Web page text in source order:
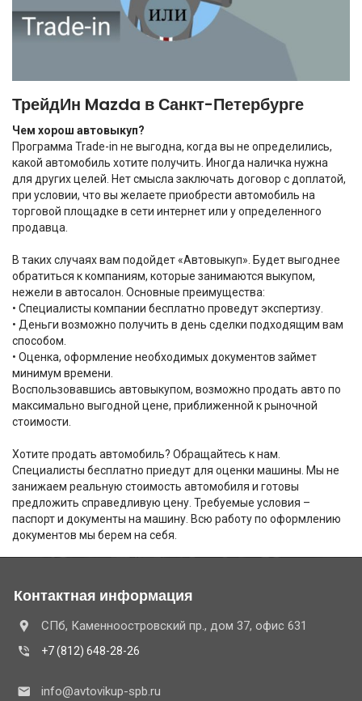
ТрейдИн Mazda в Санкт-Петербурге
Чем хорош автовыкуп?
Программа Trade-in не выгодна, когда вы не определились,
какой автомобиль хотите получить. Иногда наличка нужна
для других целей. Нет смысла заключать договор с доплатой,
при условии, что вы желаете приобрести автомобиль на
торговой площадке в сети интернет или у определенного
продавца.
В таких случаях вам подойдет «Автовыкуп». Будет выгоднее
обратиться к компаниям, которые занимаются выкупом,
нежели в автосалон. Основные преимущества:
• Специалисты компании бесплатно проведут экспертизу.
• Деньги возможно получить в день сделки подходящим вам
способом.
• Оценка, оформление необходимых документов займет
минимум времени.
Воспользовавшись автовыкупом, возможно продать авто по
максимально выгодной цене, приближенной к рыночной
стоимости.
Хотите продать автомобиль? Обращайтесь к нам.
Специалисты бесплатно приедут для оценки машины. Мы не
занижаем реальную стоимость автомобиля и готовы
предложить справедливую цену. Требуемые условия –
паспорт и документы на машину. Всю работу по оформлению
документов мы берем на себя.
Контактная информация
СПб, Каменноостровский пр., дом 37, офис 631
+7 (812) 648-28-26
info@avtovikup-spb.ru